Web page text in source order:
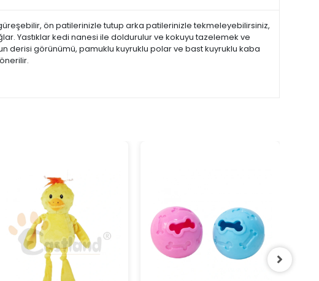
ön patilerinizle tutup arka patilerinizle tekmeleyebilirsiniz,
Yastıklar kedi nanesi ile doldurulur ve kokuyu tazelemek ve
derisi görünümü, pamuklu kuyruklu polar ve bast kuyruklu kaba